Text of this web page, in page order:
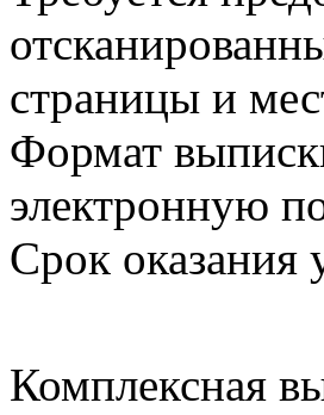
страницы и
Формат
электронную
Срок оказания
Комплексная